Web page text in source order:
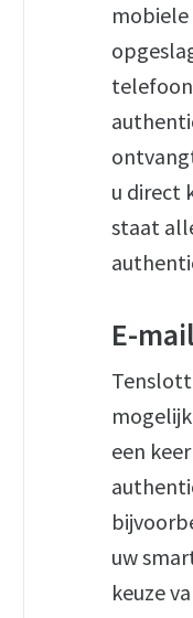
u direct
staat
E-
een
uw
keuze